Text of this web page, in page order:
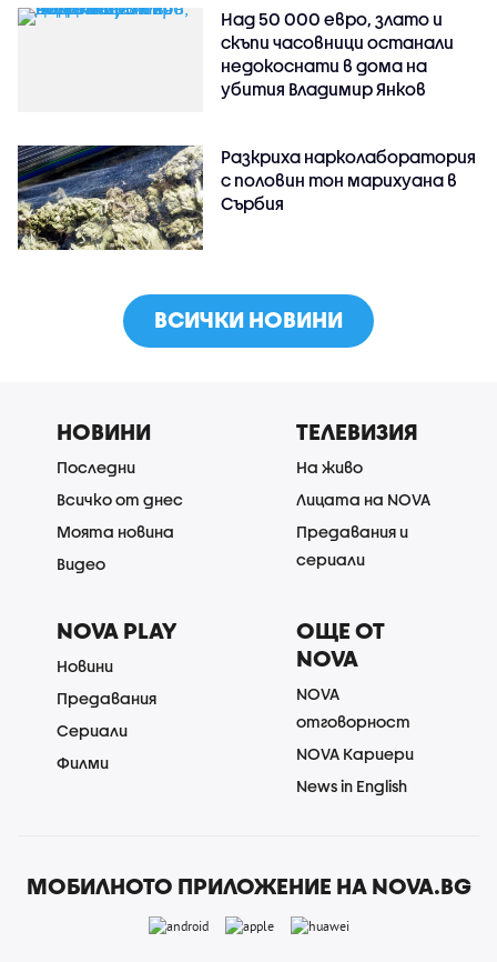
Над 50 000 евро, злато и
скъпи часовници останали
недокоснати в дома на
убития Владимир Янков
Разкриха нарколаборатория
с половин тон марихуана в
Сърбия
ВСИЧКИ НОВИНИ
НОВИНИ
Последни
Всичко от днес
Моята новина
Видео
ТЕЛЕВИЗИЯ
На живо
Лицата на NOVA
Предавания и
сериали
NOVA PLAY
Новини
Предавания
Сериали
Филми
ОЩЕ ОТ
NOVA
NOVA
отговорност
NOVA Кариери
News in English
МОБИЛНОТО ПРИЛОЖЕНИЕ НА NOVA.BG